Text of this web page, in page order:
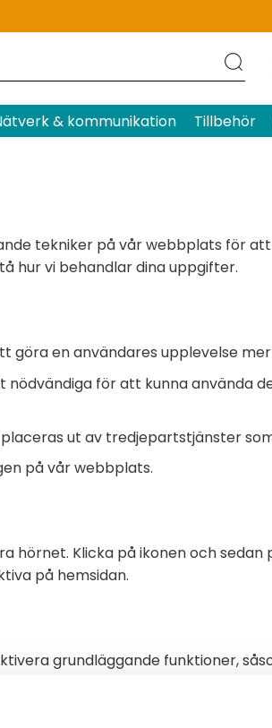
& kommunikation Tillbehör
tekniker på vår webbplats för
hur vi behandlar dina uppgifter.
göra en användares upplevelse
för att kunna använda
ut av tredjepartstjänster
på vår webbplats.
hörnet. Klicka på ikonen och
på hemsidan.
grundläggande funktioner,